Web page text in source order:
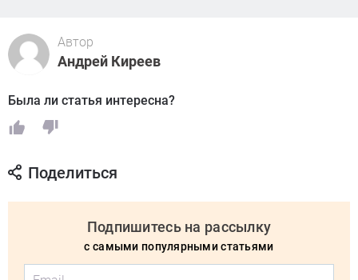
Автор
Андрей Киреев
Была ли статья интересна?
Поделиться
Подпишитесь на рассылку
с самыми популярными статьями